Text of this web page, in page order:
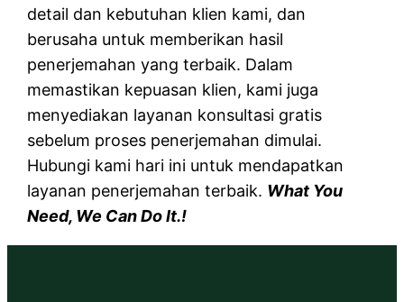
detail dan kebutuhan klien kami, dan
berusaha untuk memberikan hasil
penerjemahan yang terbaik. Dalam
memastikan kepuasan klien, kami juga
menyediakan layanan konsultasi gratis
sebelum proses penerjemahan dimulai.
Hubungi kami hari ini untuk mendapatkan
layanan penerjemahan terbaik. What You
Need, We Can Do It.!